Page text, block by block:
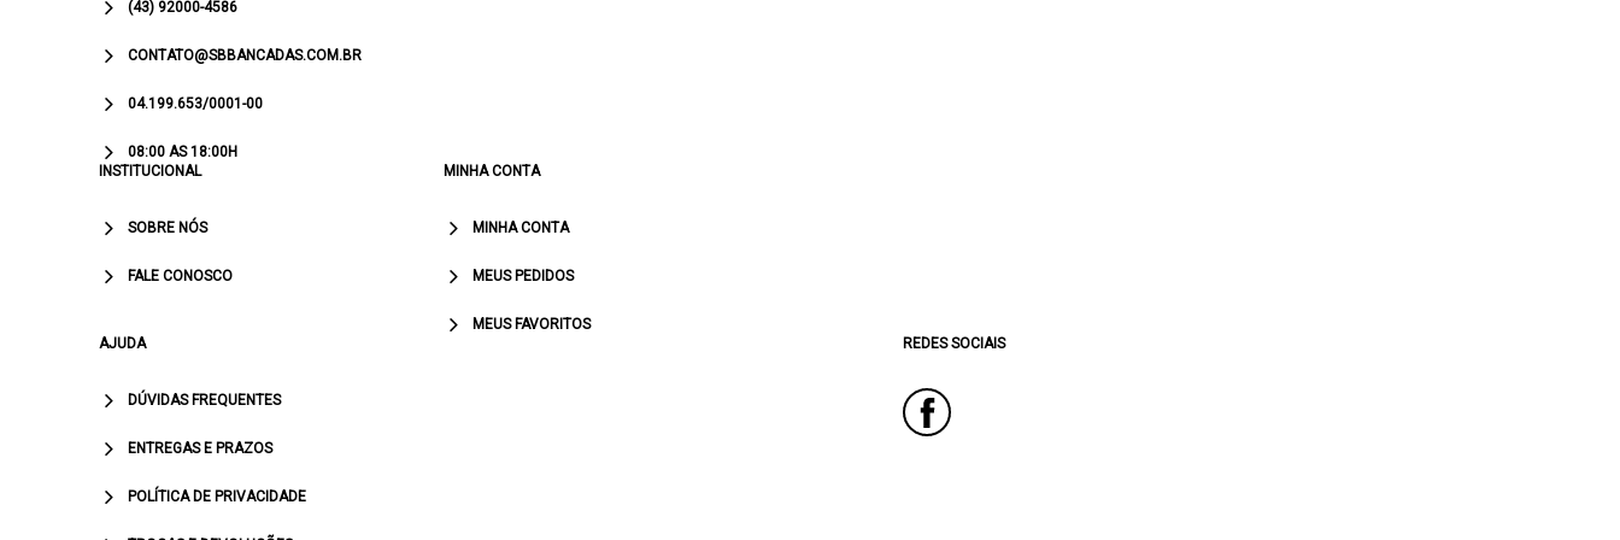
(43) 92000-4586
CONTATO@SBBANCADAS.COM.BR
04.199.653/0001-00
08:00 AS 18:00H
INSTITUCIONAL
SOBRE NÓS
FALE CONOSCO
MINHA CONTA
MINHA CONTA
MEUS PEDIDOS
MEUS FAVORITOS
AJUDA
DÚVIDAS FREQUENTES
ENTREGAS E PRAZOS
POLÍTICA DE PRIVACIDADE
REDES SOCIAIS